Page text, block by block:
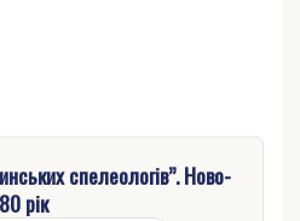
спелеологів”. Ново-
рік